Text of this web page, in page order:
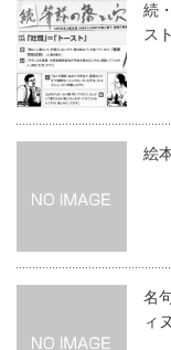
続
ス
絵
名
ィ